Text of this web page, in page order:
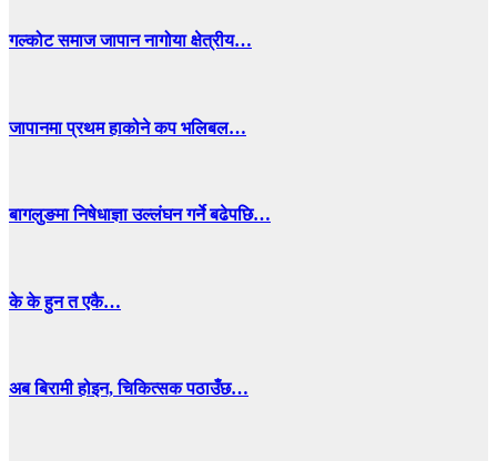
गल्कोट समाज जापान नागोया क्षेत्रीय…
जापानमा प्रथम हाकोने कप भलिबल…
बागलुङमा निषेधाज्ञा उल्लंघन गर्ने बढेपछि…
के के हुन त एकै…
अब बिरामी होइन, चिकित्सक पठाउँछ…